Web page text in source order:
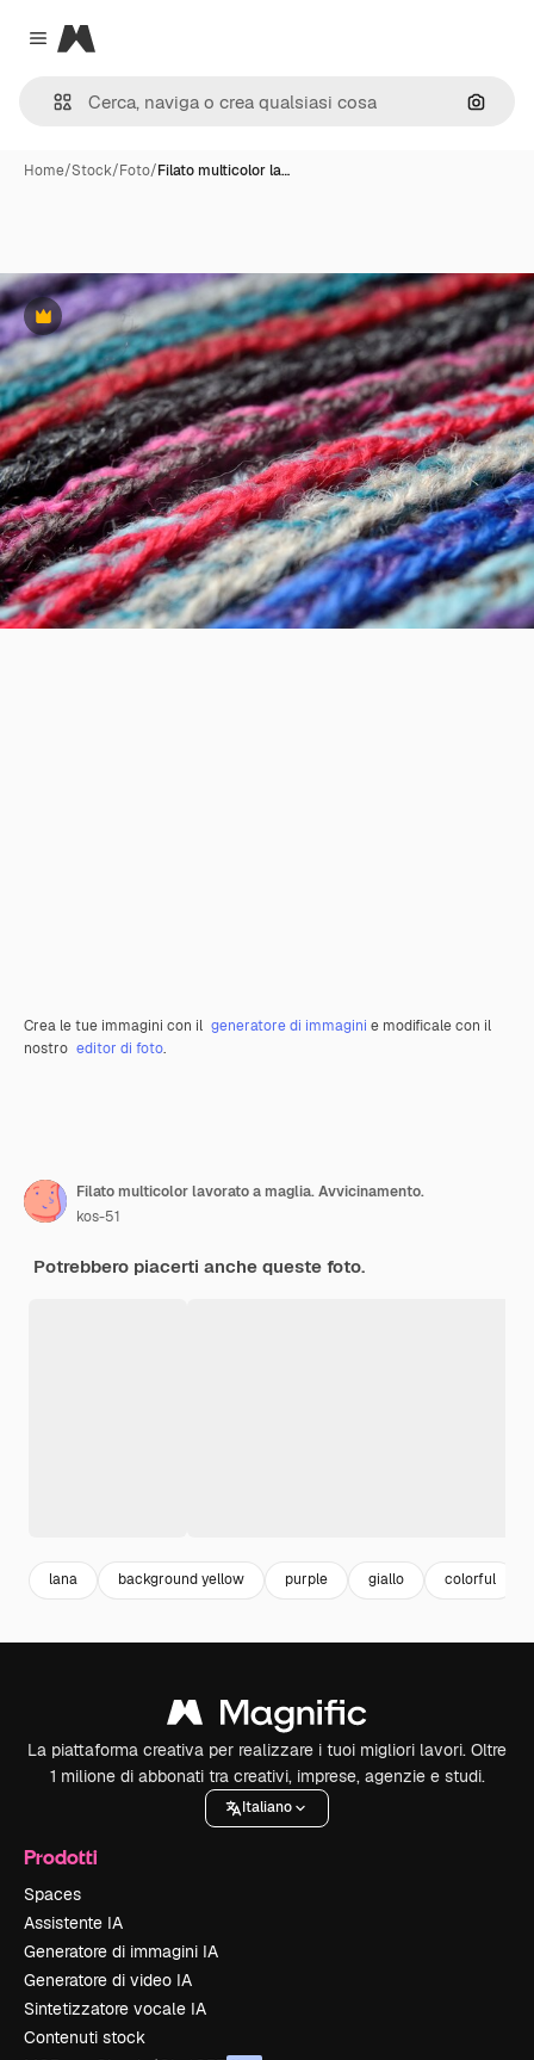
Close menu
Magnific
Cerca
Home/Stock/Foto/Filato multicolor la…
Premium
Crea le tue immagini con il generatore di immagini e modificale con il
nostro editor di foto.
Filato multicolor lavorato a maglia. Avvicinamento.
kos-51
Potrebbero piacerti anche queste foto.
lana background yellow purple giallo colorful
La piattaforma creativa per realizzare i tuoi migliori lavori. Oltre
1 milione di abbonati tra creativi, imprese, agenzie e studi.
Italiano
Prodotti
Spaces
Assistente IA
Generatore di immagini IA
Generatore di video IA
Sintetizzatore vocale IA
Contenuti stock